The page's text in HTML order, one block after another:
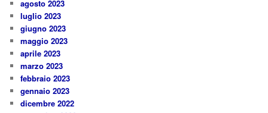
agosto 2023
luglio 2023
giugno 2023
maggio 2023
aprile 2023
marzo 2023
febbraio 2023
gennaio 2023
dicembre 2022